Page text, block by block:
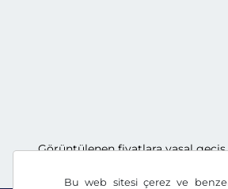
Bu web sitesi çerez ve
Görüntülenen fiyatlara yasal